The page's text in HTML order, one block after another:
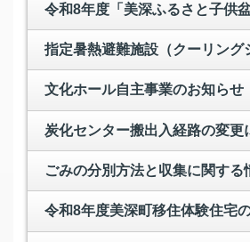
令和8年度「美深ふるさと子供
指定暑熱避難施設（クーリングシェルター）
文化ホール自主事業のお知らせ
炭化センター搬出入経路の変更について（令和9
ごみの分別方法と収集に関する
令和8年度美深町移住体験住宅の利用